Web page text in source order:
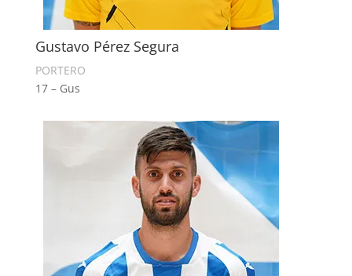
Gustavo Pérez Segura
PORTERO
17 – Gus